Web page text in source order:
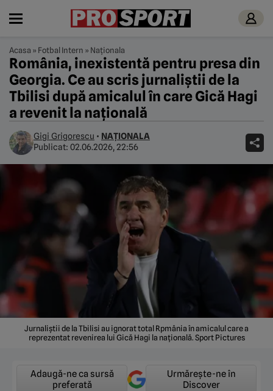
Acasa » Fotbal Intern » Naționala
România, inexistentă pentru presa din
Georgia. Ce au scris jurnaliștii de la
Tbilisi după amicalul în care Gică Hagi
a revenit la națională
Gigi Grigorescu • NAȚIONALA
Publicat: 02.06.2026, 22:56
Jurnaliștii de la Tbilisi au ignorat total Rpmânia în amicalul care a
reprezentat revenirea lui Gică Hagi la națională. Sport Pictures
Adaugă-ne ca sursă
preferată
Urmărește-ne în
Discover